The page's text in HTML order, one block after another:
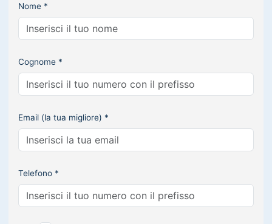
Nome *
Cognome *
Email (la tua migliore) *
Telefono *